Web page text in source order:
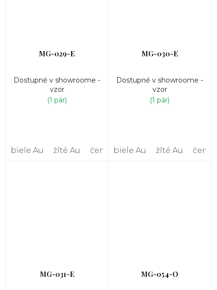
MG-029-E
Dostupné v showroome -
vzor
(1 pár)
biele Au žlté Au červené Au
MG-030-E
Dostupné v showroome -
vzor
(1 pár)
biele Au žlté Au
MG-031-E MG-054-O